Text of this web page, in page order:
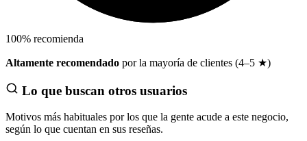
100% recomienda
Altamente recomendado por la mayoría de clientes (4–5 ★)
Lo que buscan otros usuarios
Motivos más habituales por los que la gente acude a este negocio,
según lo que cuentan en sus reseñas.